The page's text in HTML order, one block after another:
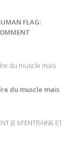
FLAG:
du muscle mais